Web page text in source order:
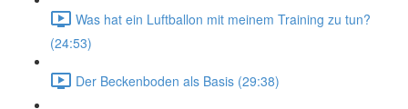
Was hat ein Luftballon mit meinem Training zu tun?
(24:53)
Der Beckenboden als Basis (29:38)